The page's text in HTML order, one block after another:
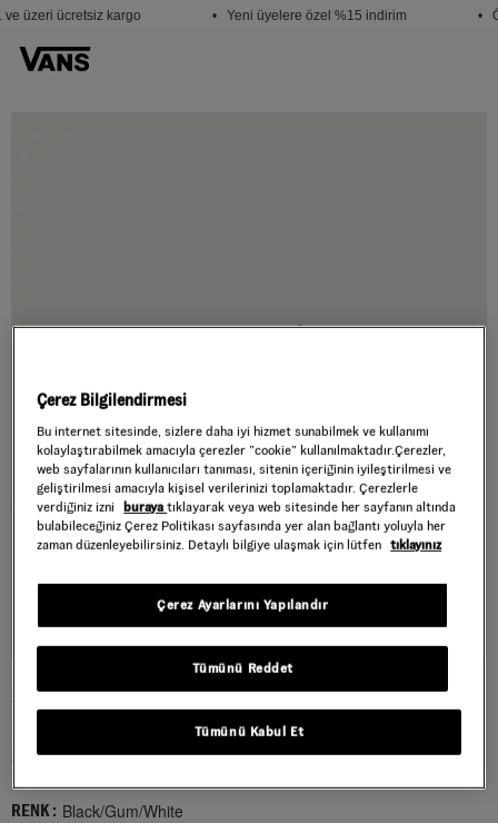
üzeri ücretsiz kargo • Yeni üyelere özel %15 indirim •
SKATE SK8-HI AYAKKABI
Style : VN0A5FCCB9K1
5.999,00 TL
RENK : Black/Gum/White
Çerez Bilgilendirmesi
Bu internet sitesinde, sizlere daha iyi hizmet sunabilmek ve kullanımı
kolaylaştırabilmek amacıyla çerezler ”cookie” kullanılmaktadır.Çerezler,
web sayfalarının kullanıcıları tanıması, sitenin içeriğinin iyileştirilmesi ve
geliştirilmesi amacıyla kişisel verilerinizi toplamaktadır. Çerezlerle
verdiğiniz izni
burayatıklayarak veya web sitesinde her sayfanın altında
bulabileceğiniz Çerez Politikası sayfasında yer alan bağlantı yoluyla her
zaman düzenleyebilirsiniz. Detaylı bilgiye ulaşmak için lütfen tıklayınız
Tümünü Reddet
Tümünü Kabul Et
Çerez Ayarlarını Yapılandır